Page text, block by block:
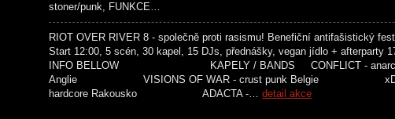
stoner/punk, FUNKCE…
RIOT OVER RIVER 8 - společně proti rasismu! Benefiční antifašistický
Start 12:00, 5 scén, 30 kapel, 15 DJs, přednášky, vegan jídlo + afterparty
INFO BELLOW KAPELY / BANDS CONFLICT -
Anglie VISIONS OF WAR - crust punk Belgie
hardcore Rakousko ADACTA -… detail akce